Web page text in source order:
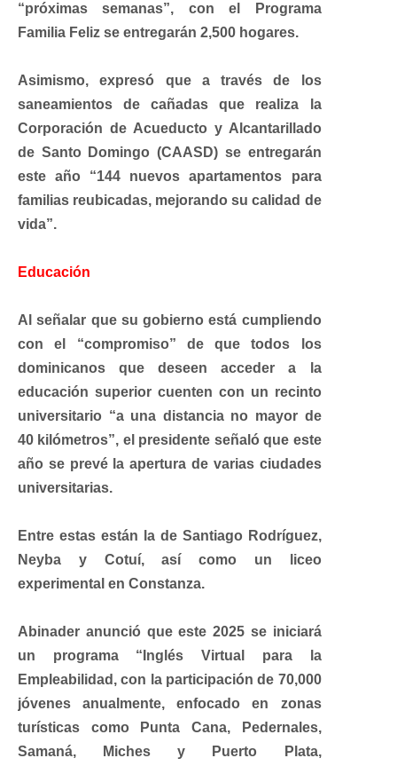
“próximas semanas”, con el Programa
Familia Feliz se entregarán 2,500 hogares.
Asimismo, expresó que a través de los
saneamientos de cañadas que realiza la
Corporación de Acueducto y Alcantarillado
de Santo Domingo (CAASD) se entregarán
este año “144 nuevos apartamentos para
familias reubicadas, mejorando su calidad de
vida”.
Educación
Al señalar que su gobierno está cumpliendo
con el “compromiso” de que todos los
dominicanos que deseen acceder a la
educación superior cuenten con un recinto
universitario “a una distancia no mayor de
40 kilómetros”, el presidente señaló que este
año se prevé la apertura de varias ciudades
universitarias.
Entre estas están la de Santiago Rodríguez,
Neyba y Cotuí, así como un liceo
experimental en Constanza.
Abinader anunció que este 2025 se iniciará
un programa “Inglés Virtual para la
Empleabilidad, con la participación de 70,000
jóvenes anualmente, enfocado en zonas
turísticas como Punta Cana, Pedernales,
Samaná, Miches y Puerto Plata,